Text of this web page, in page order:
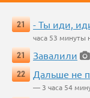
21 - Ты иди,
часа 53 минуты
21
Завалили
22
Дальше не
— 3 часа 54